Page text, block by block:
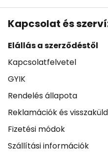
Kapcsolat és
Elállás a szerződéstől
Kapcsolatfelvetel
GYIK
Rendelés állapota
Reklamációk és
Fizetési módok
Szállítási információk